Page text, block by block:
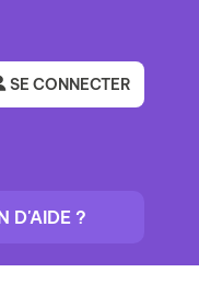
SE CONNECTER
D'AIDE ?